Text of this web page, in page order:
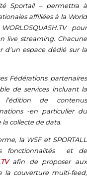
Sportall – permettra à
affiliées à la World
pour
live streaming. Chacune
d’un espace dédié sur la
Fédérations partenaires
de services incluant la
de contenus
-en particulier du
la collecte de data.
la WSF et SPORTALL
fonctionnalités et de
afin de proposer aux
la couverture multi-feed,